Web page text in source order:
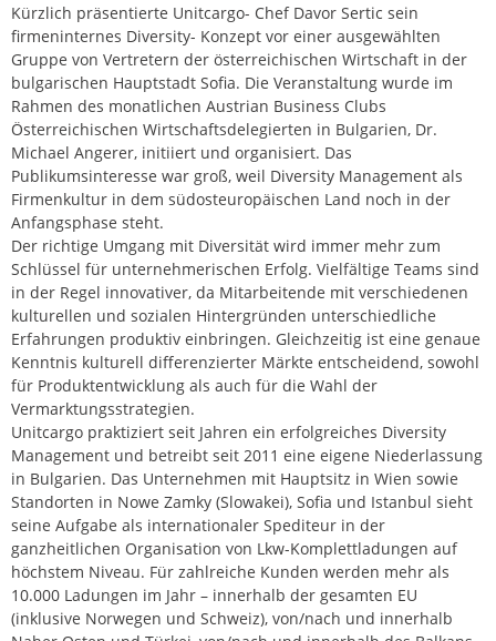
Kürzlich präsentierte Unitcargo- Chef Davor Sertic sein
firmeninternes Diversity- Konzept vor einer ausgewählten
Gruppe von Vertretern der österreichischen Wirtschaft in der
bulgarischen Hauptstadt Sofia. Die Veranstaltung wurde im
Rahmen des monatlichen Austrian Business Clubs
Österreichischen Wirtschaftsdelegierten in Bulgarien, Dr.
Michael Angerer, initiiert und organisiert. Das
Publikumsinteresse war groß, weil Diversity Management als
Firmenkultur in dem südosteuropäischen Land noch in der
Anfangsphase steht.
Der richtige Umgang mit Diversität wird immer mehr zum
Schlüssel für unternehmerischen Erfolg. Vielfältige Teams sind
in der Regel innovativer, da Mitarbeitende mit verschiedenen
kulturellen und sozialen Hintergründen unterschiedliche
Erfahrungen produktiv einbringen. Gleichzeitig ist eine genaue
Kenntnis kulturell differenzierter Märkte entscheidend, sowohl
für Produktentwicklung als auch für die Wahl der
Vermarktungsstrategien.
Unitcargo praktiziert seit Jahren ein erfolgreiches Diversity
Management und betreibt seit 2011 eine eigene Niederlassung
in Bulgarien. Das Unternehmen mit Hauptsitz in Wien sowie
Standorten in Nowe Zamky (Slowakei), Sofia und Istanbul sieht
seine Aufgabe als internationaler Spediteur in der
ganzheitlichen Organisation von Lkw-Komplettladungen auf
höchstem Niveau. Für zahlreiche Kunden werden mehr als
10.000 Ladungen im Jahr – innerhalb der gesamten EU
(inklusive Norwegen und Schweiz), von/nach und innerhalb